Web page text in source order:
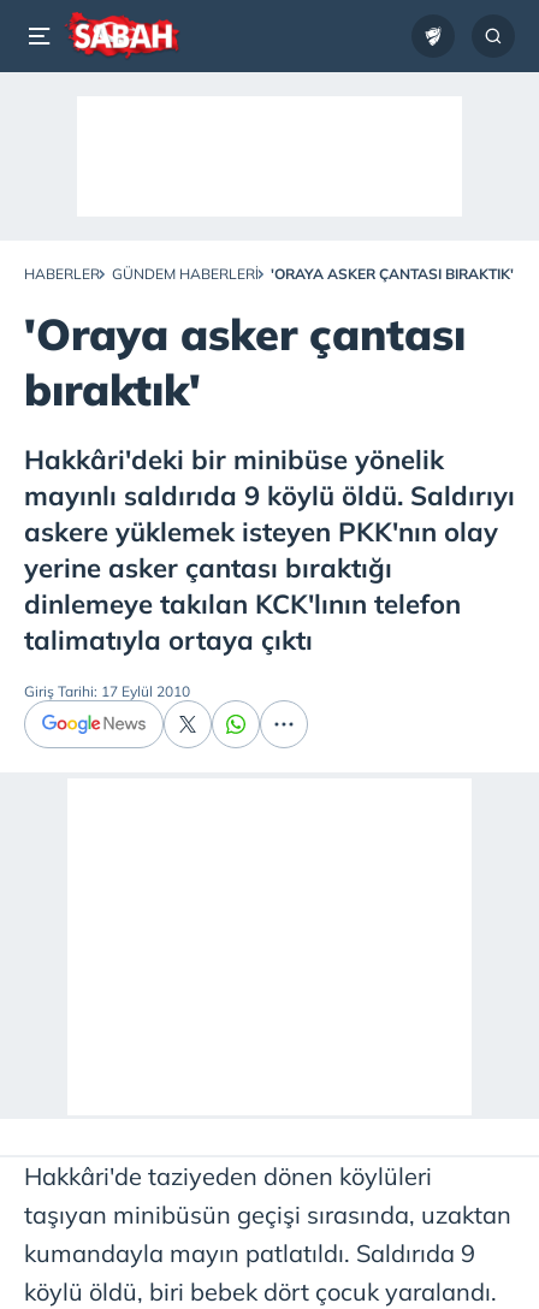
HABERLER GÜNDEM HABERLERI 'ORAYA ASKER ÇANTASI BIRAKTIK'
'Oraya asker çantası
bıraktık'
Hakkâri'deki bir minibüse yönelik
mayınlı saldırıda 9 köylü öldü. Saldırıyı
askere yüklemek isteyen PKK'nın olay
yerine asker çantası bıraktığı
dinlemeye takılan KCK'lının telefon
talimatıyla ortaya çıktı
Giriş Tarihi: 17 Eylül 2010
Hakkâri'de taziyeden dönen köylüleri
taşıyan minibüsün geçişi sırasında, uzaktan
kumandayla mayın patlatıldı. Saldırıda 9
köylü öldü, biri bebek dört çocuk yaralandı.